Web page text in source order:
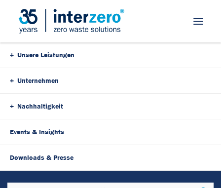
Skip Navigation
Unsere Leistungen
Unternehmen
Nachhaltigkeit
Events & Insights
Downloads & Presse